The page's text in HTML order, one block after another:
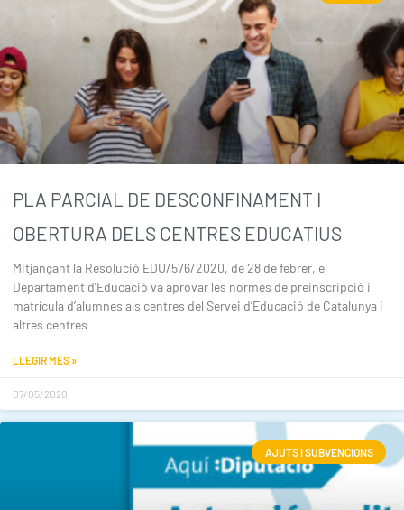
PLA PARCIAL DE DESCONFINAMENT I
OBERTURA DELS CENTRES EDUCATIUS
Mitjançant la Resolució EDU/576/2020, de 28 de febrer, el
Departament d’Educació va aprovar les normes de preinscripció i
matrícula d’alumnes als centres del Servei d’Educació de Catalunya i
altres centres
LLEGIR MÉS »
07/05/2020
AJUTS I SUBVENCIONS